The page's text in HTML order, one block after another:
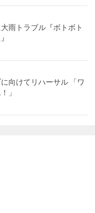
雨トラブル『ボトボト
向けてリハーサル 「ワ
」